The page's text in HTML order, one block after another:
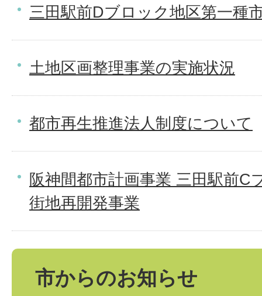
三田駅前Dブロック地区第一種
土地区画整理事業の実施状況
都市再生推進法人制度について
阪神間都市計画事業 三田駅前C
街地再開発事業
市からのお知らせ